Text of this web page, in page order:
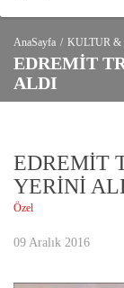
AnaSayfa KULTUR &
EDREMİT
ALDI
EDREMİT
YERİNİ
Özel
09 Aralık 2016